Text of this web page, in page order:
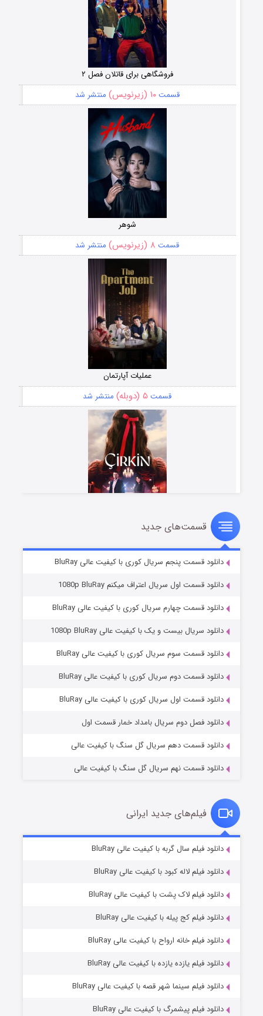
فروشگاهی برای قاتلان فصل ۲
قسمت۱۰ (زیرنویس) منتشر شد
شوهر
قسمت ۸ (زیرنویس) منتشر شد
عملیات آپارتمان
قسمت ۵ (دوبله) منتشر شد
سریال زشت
قسمت۲ (زیرنویس) منتشر شد
مردگان متحرک: شهر مرده ۳
قسمت۲ (زیرنویس) منتشر شد
قسمت۷ (زیرنویس) منتشر شد
قسمت‌های جدید
دانلود قسمت پنجم سریال کوری با کیفیت عالی BluRay
دانلود قسمت اول سریال اعتراف میکنم 1080p BluRay
دانلود قسمت چهارم سریال کوری با کیفیت عالی BluRay
دانلود سریال بیست و یک با کیفیت عالی 1080p BluRay
دانلود قسمت سوم سریال کوری با کیفیت عالی BluRay
دانلود قسمت دوم سریال کوری با کیفیت عالی BluRay
دانلود قسمت اول سریال کوری با کیفیت عالی BluRay
دانلود فصل دوم سریال بامداد خمار قسمت اول
دانلود قسمت دهم سریال گل سنگ با کیفیت عالی
دانلود قسمت نهم سریال گل سنگ با کیفیت عالی
فیلم‌های جدید ایرانی
دانلود فیلم سال گربه با کیفیت عالی BluRay
دانلود فیلم لاله کبود با کیفیت عالی BluRay
دانلود فیلم لاک پشت با کیفیت عالی BluRay
دانلود فیلم کج‌ پیله با کیفیت عالی BluRay
دانلود فیلم خانه ارواح با کیفیت عالی BluRay
دانلود فیلم یازده یازده با کیفیت عالی BluRay
دانلود فیلم سینما شهر قصه با کیفیت عالی BluRay
دانلود فیلم پیشمرگ با کیفیت عالی BluRay